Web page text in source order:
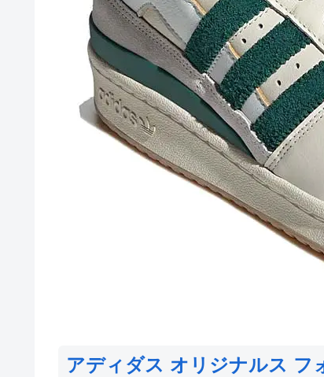
アディダス オリジナルス フ